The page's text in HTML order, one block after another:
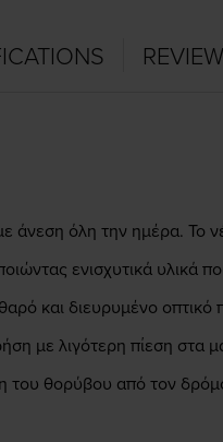
άνεση όλη την ημέρα. Το
ενισχυτικά υλικά
και διευρυμένο
με λιγότερη πίεση στα
θορύβου από τον δρόμο